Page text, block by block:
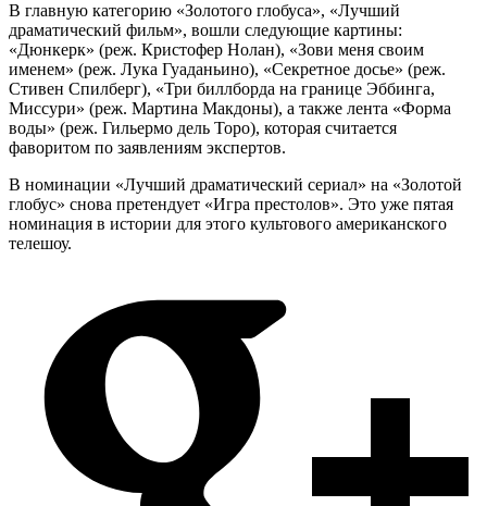
В главную категорию «Золотого глобуса», «Лучший
драматический фильм», вошли следующие картины:
«Дюнкерк» (реж. Кристофер Нолан), «Зови меня своим
именем» (реж. Лука Гуаданьино), «Секретное досье» (реж.
Стивен Спилберг), «Три биллборда на границе Эббинга,
Миссури» (реж. Мартина Макдоны), а также лента «Форма
воды» (реж. Гильермо дель Торо), которая считается
фаворитом по заявлениям экспертов.
В номинации «Лучший драматический сериал» на «Золотой
глобус» снова претендует «Игра престолов». Это уже пятая
номинация в истории для этого культового американского
телешоу.